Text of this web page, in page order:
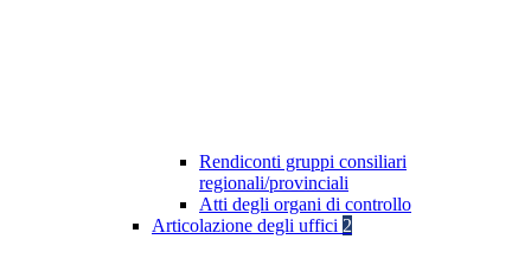
Rendiconti gruppi consiliari
regionali/provinciali
Atti degli organi di controllo
Articolazione degli uffici 2